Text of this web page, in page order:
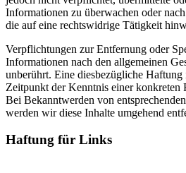
Informationen zu überwachen oder
die auf eine rechtswidrige Tätigkeit
Verpflichtungen zur Entfernung oder
Informationen nach den allgemeinen
unberührt. Eine diesbezügliche Haftung
Zeitpunkt der Kenntnis einer konkreten
Bei Bekanntwerden von
werden wir diese Inhalte umgehend
Haftung für Links